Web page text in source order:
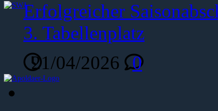
Erfolgreicher
3. Tabellenplatz
21/04/2026
0